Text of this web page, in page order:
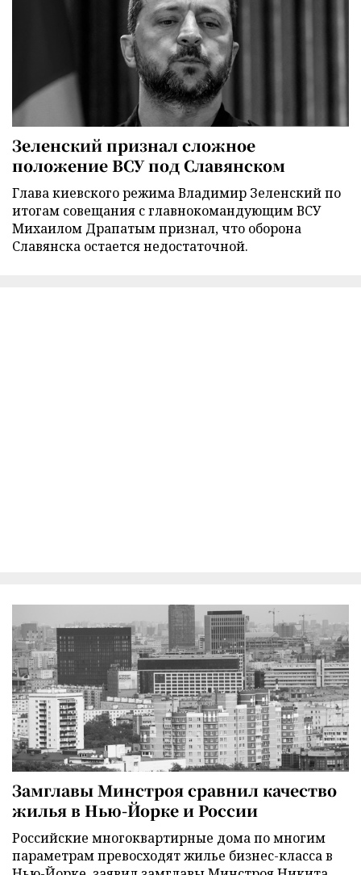
Зеленский признал сложное
положение ВСУ под Славянском
Глава киевского режима Владимир Зеленский по
итогам совещания с главнокомандующим ВСУ
Михаилом Драпатым признал, что оборона
Славянска остается недостаточной.
Замглавы Минстроя сравнил качество
жилья в Нью-Йорке и России
Российские многоквартирные дома по многим
параметрам превосходят жилье бизнес-класса в